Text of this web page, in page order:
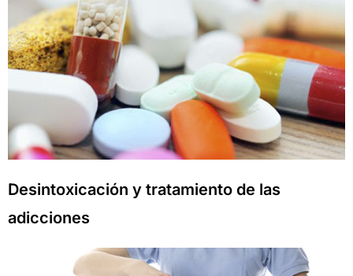
Desintoxicación y tratamiento de las
adicciones